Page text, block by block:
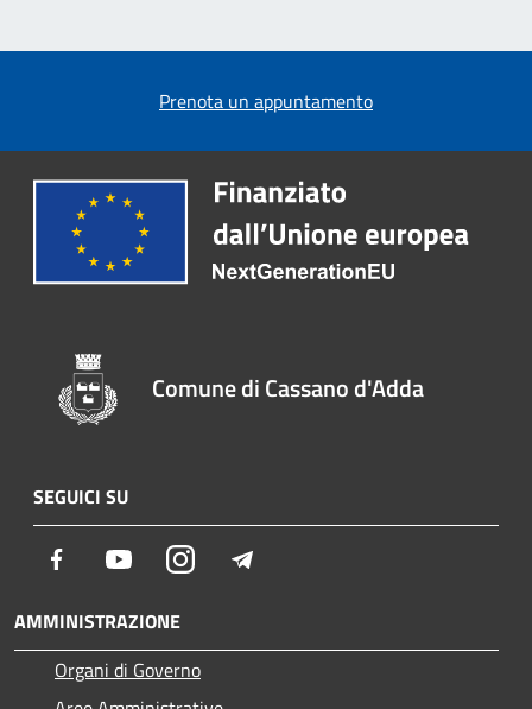
Prenota un appuntamento
Comune di Cassano d'Adda
SEGUICI SU
Facebook YoutubeInstagram
AMMINISTRAZIONE
Organi di Governo